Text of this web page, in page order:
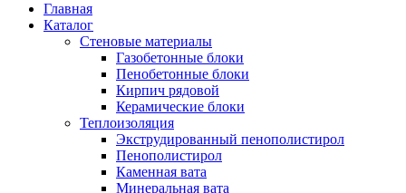
Главная
Каталог
Стеновые материалы
Газобетонные блоки
Пенобетонные блоки
Кирпич рядовой
Керамические блоки
Теплоизоляция
Экструдированный пенополистирол
Пенополистирол
Каменная вата
Минеральная вата